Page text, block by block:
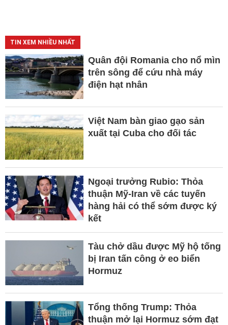
TIN XEM NHIỀU NHẤT
Quân đội Romania cho nổ mìn
trên sông để cứu nhà máy
điện hạt nhân
Việt Nam bàn giao gạo sản
xuất tại Cuba cho đối tác
Ngoại trưởng Rubio: Thỏa
thuận Mỹ-Iran về các tuyến
hàng hải có thể sớm được ký
kết
Tàu chở dầu được Mỹ hộ tống
bị Iran tấn công ở eo biển
Hormuz
Tổng thống Trump: Thỏa
thuận mở lại Hormuz sớm đạt